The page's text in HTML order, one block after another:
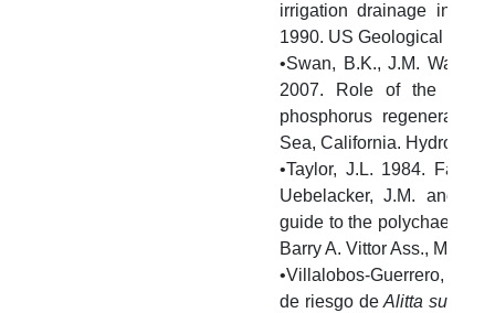
irrigation drainage in the
1990. US Geological
•Swan, B.K., J.M. Watts,
2007. Role of the
phosphorus
Sea, California.
•Taylor, J.L. 1984.
Uebelacker, J.M. and
guide to the polychaetes
Barry A. Vittor Ass.,
•Villalobos-Guerrero,
de riesgo deAlitta